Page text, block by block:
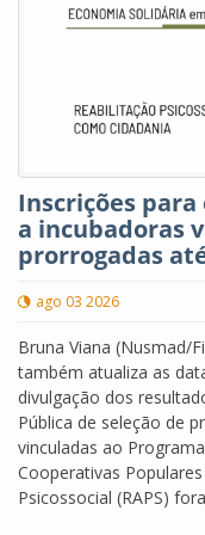
Inscrições
a incubadoras
prorrogadas
ago 03 2026
Bruna Viana
também atualiza as
divulgação dos
Pública de seleção de
vinculadas ao
Cooperativas
Psicossocial (RAPS)